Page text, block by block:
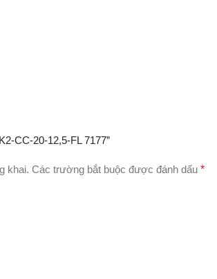
CC-20-12,5-FL 7177”
khai. Các trường bắt buộc được đánh dấu *